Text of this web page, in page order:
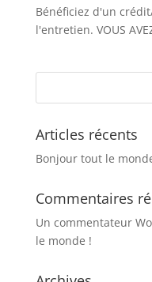
Bénéficiez d'un
l'entretien. VOUS
Articles récents
Bonjour tout le
Commentaires
Un commentateur
le monde !